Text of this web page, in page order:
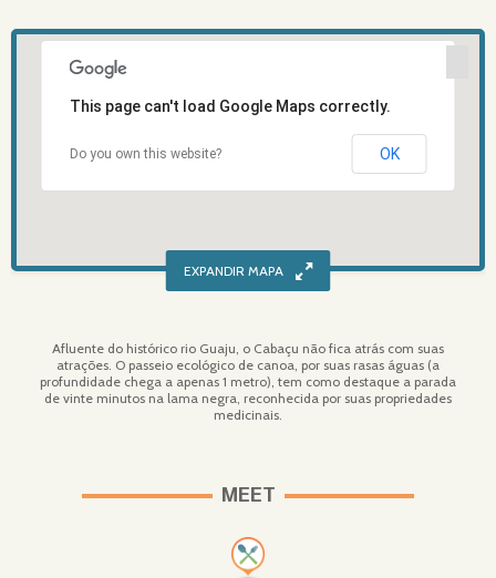
This page can't load Google Maps correctly.
Do you own this website? OK
Afluente do histórico rio Guaju, o Cabaçu não fica atrás com suas
atrações. O passeio ecológico de canoa, por suas rasas águas (a
profundidade chega a apenas 1 metro), tem como destaque a parada
de vinte minutos na lama negra, reconhecida por suas propriedades
medicinais.
MEET